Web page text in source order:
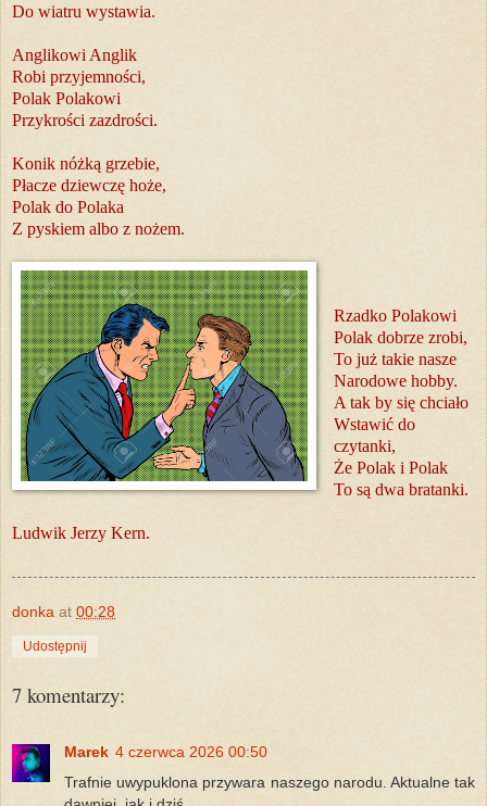
Do wiatru wystawia.
Anglikowi Anglik
Robi przyjemności,
Polak Polakowi
Przykrości zazdrości.
Konik nóżką grzebie,
Płacze dziewczę hoże,
Polak do Polaka
Z pyskiem albo z nożem.
Rzadko Polakowi
Polak dobrze zrobi,
To już takie nasze
Narodowe hobby.
A tak by się chciało
Wstawić do
czytanki,
Że Polak i Polak
To są dwa bratanki.
Ludwik Jerzy Kern.
donka at 00:28
Udostępnij
7 komentarzy:
Marek 4 czerwca 2026 00:50
Trafnie uwypuklona przywara naszego narodu. Aktualne tak